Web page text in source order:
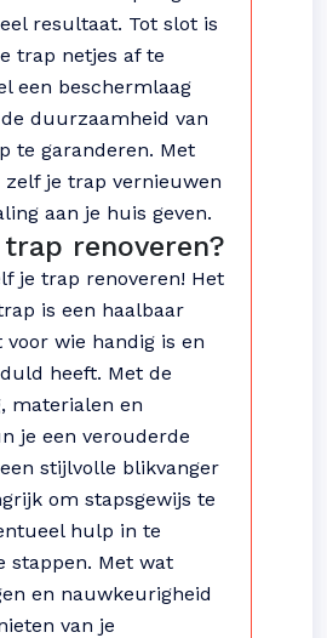
resultaat. Tot slot is
trap netjes af te
een beschermlaag
duurzaamheid van
te garanderen. Met
je trap vernieuwen
aan je huis geven.
renoveren?
je trap renoveren! Het
is een haalbaar
wie handig is en
heeft. Met de
materialen en
je een verouderde
stijlvolle blikvanger
om stapsgewijs te
hulp in te
stappen. Met wat
en nauwkeurigheid
van je